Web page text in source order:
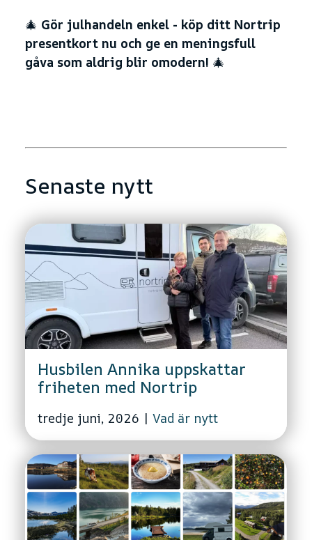
🎄 Gör julhandeln enkel - köp ditt Nortrip
presentkort nu och ge en meningsfull
gåva som aldrig blir omodern! 🎄
Senaste nytt
Husbilen Annika uppskattar
friheten med Nortrip
tredje juni, 2026 | Vad är nytt